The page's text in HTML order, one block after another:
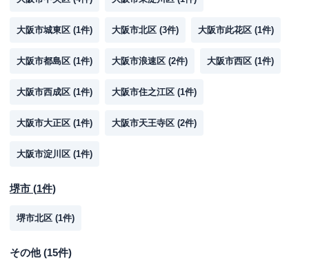
大阪市城東区 (1件) 大阪市北区 (3件) 大阪市此花区 (1件)
大阪市都島区 (1件) 大阪市浪速区 (2件) 大阪市西区 (1件)
大阪市西成区 (1件) 大阪市住之江区 (1件)
大阪市大正区 (1件) 大阪市天王寺区 (2件)
大阪市淀川区 (1件)
堺市 (1件)
堺市北区 (1件)
その他(15件)